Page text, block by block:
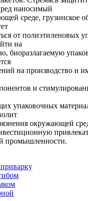
наносимый
среде, грузинское
от полиэтиленовых
на
биоразлагаемую
на производство и
и
упаковочных
окружающей
промышленности.